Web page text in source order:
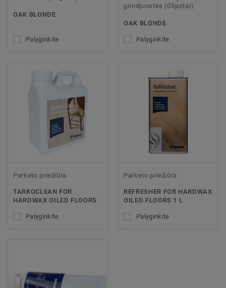
OAK BLONDE
Palyginkite
grindjuostės (Clipstar)
OAK BLONDE
Palyginkite
Parketo priežiūra
TARKOCLEAN FOR
HARDWAX OILED FLOORS
Palyginkite
Parketo priežiūra
REFRESHER FOR HARDWAX
OILED FLOORS 1 L
Palyginkite